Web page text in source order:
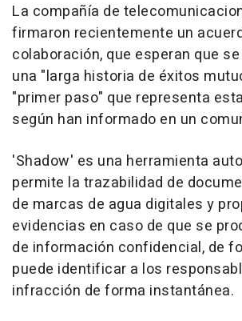
La compañía de
firmaron recientemente un
colaboración, que esperan que
una "larga historia de éxitos
"primer paso" que representa
según han informado en un
'Shadow' es una herramienta
permite la trazabilidad de
de marcas de agua digitales y
evidencias en caso de que se
de información confidencial, de
puede identificar a los
infracción de forma instantánea.